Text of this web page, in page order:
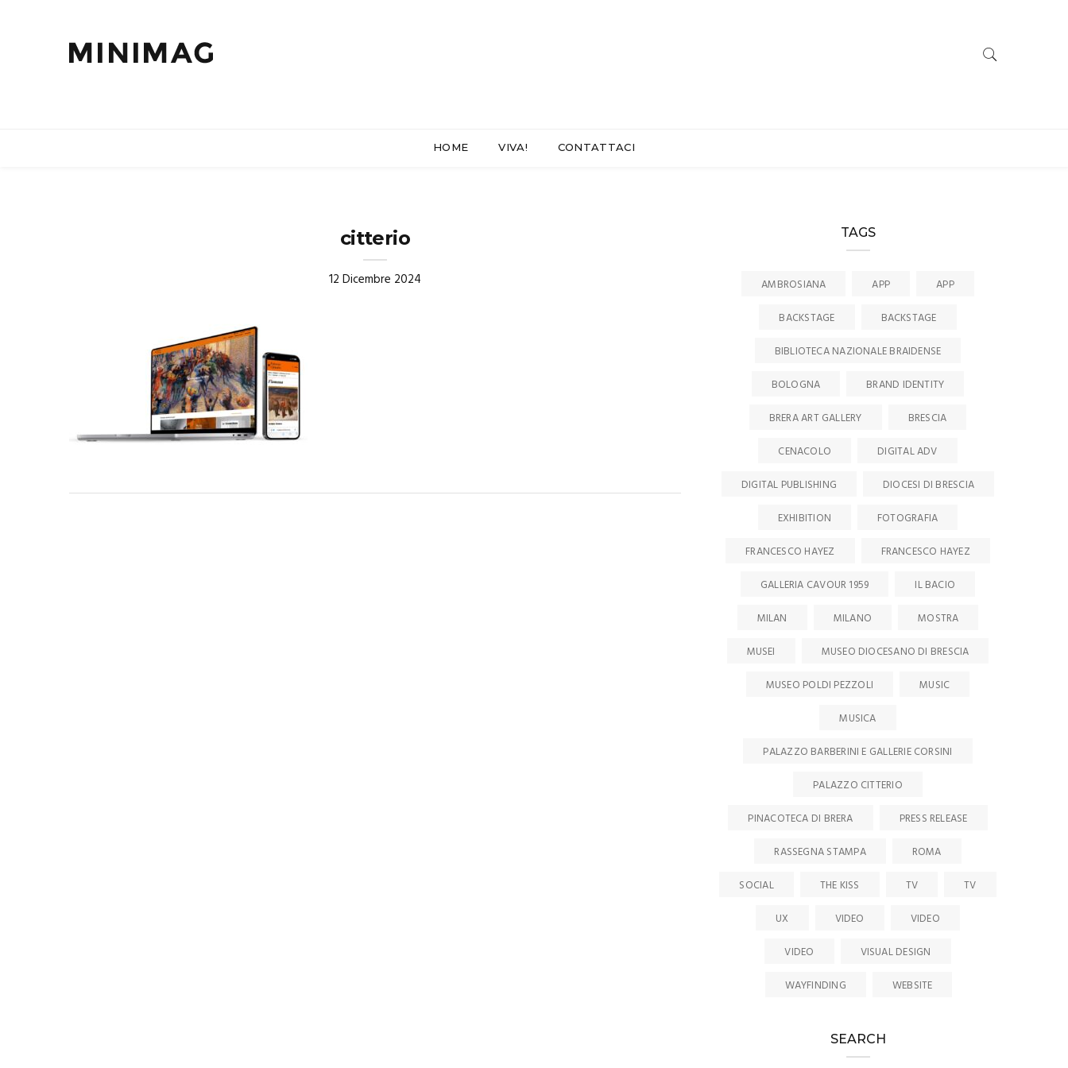
HOME VIVA! CONTATTACI
citterio
12 Dicembre 2024
TAGS
AMBROSIANA APP
APP
BACKSTAGE
BACKSTAGE
BIBLIOTECA NAZIONALE BRAIDENSE
BOLOGNA
BRAND IDENTITY
BRERA ART GALLERY
BRESCIA
CENACOLO
DIGITAL ADV
DIGITAL PUBLISHING
DIOCESI DI BRESCIA
EXHIBITION
FOTOGRAFIA
FRANCESCO HAYEZ
FRANCESCO HAYEZ
GALLERIA CAVOUR 1959
IL BACIO
MILAN
MILANO
MOSTRA
MUSEI
MUSEO DIOCESANO DI BRESCIA
MUSEO POLDI PEZZOLI
MUSIC
MUSICA
PALAZZO BARBERINI E GALLERIE CORSINI
PALAZZO CITTERIO
PINACOTECA DI BRERA
PRESS RELEASE
RASSEGNA STAMPA
ROMA
SOCIAL
THE KISS TV
TV
UX
VIDEO
VIDEO
VIDEO
VISUAL DESIGN
WAYFINDING
WEBSITE
SEARCH